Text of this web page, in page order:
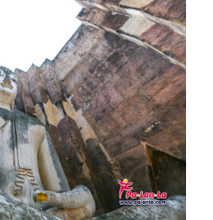
ายจำนวนมากถึง 200